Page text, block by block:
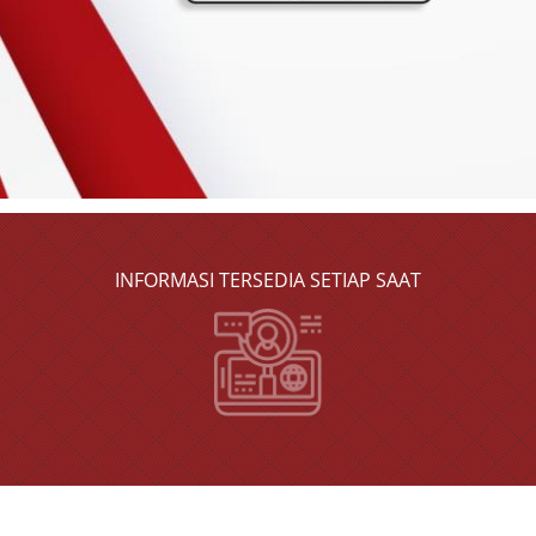
INFORMASI TERSEDIA SETIAP SAAT